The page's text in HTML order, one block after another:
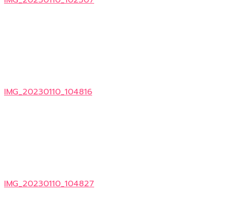
IMG_20230110_104816
IMG_20230110_104827